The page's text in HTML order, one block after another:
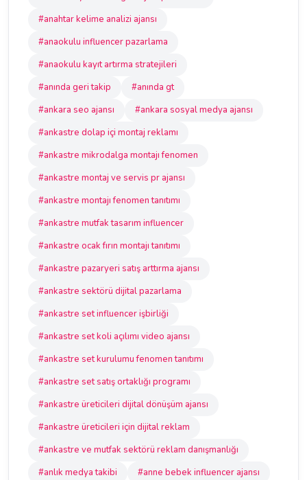
#anahtar kelime analizi ajansı
#anaokulu influencer pazarlama
#anaokulu kayıt artırma stratejileri
#anında geri takip
#anında gt
#ankara seo ajansı
#ankara sosyal medya ajansı
#ankastre dolap içi montaj reklamı
#ankastre mikrodalga montajı fenomen
#ankastre montaj ve servis pr ajansı
#ankastre montajı fenomen tanıtımı
#ankastre mutfak tasarım influencer
#ankastre ocak fırın montajı tanıtımı
#ankastre pazaryeri satış arttırma ajansı
#ankastre sektörü dijital pazarlama
#ankastre set influencer işbirliği
#ankastre set koli açılımı video ajansı
#ankastre set kurulumu fenomen tanıtımı
#ankastre set satış ortaklığı programı
#ankastre üreticileri dijital dönüşüm ajansı
#ankastre üreticileri için dijital reklam
#ankastre ve mutfak sektörü reklam danışmanlığı
#anlık medya takibi
#anne bebek influencer ajansı